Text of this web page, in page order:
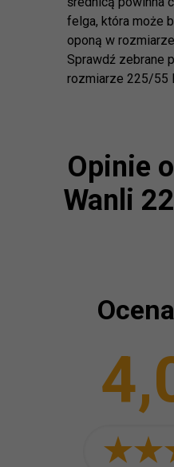
felga, która może
oponą w
Sprawdź zebrane
rozmiarze 225/55
Opinie
Wanli
Ocena